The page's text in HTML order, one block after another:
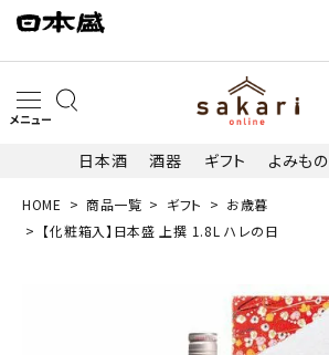
メニュー
日本酒 酒器 ギフト よみもの
search
HOME 商品一覧 ギフト
お歳暮
【化粧箱入】日本盛 上撰 1.8L ハレの日